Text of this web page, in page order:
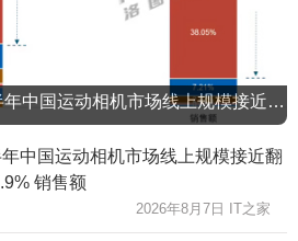
洛图科技：2026 年上半年中国运动相机市场线上规模接近翻倍，大疆与影石合占 97.9% 销售额
中国运动相机市场线上规模接近翻
销售额
2026年8月7日 IT之家